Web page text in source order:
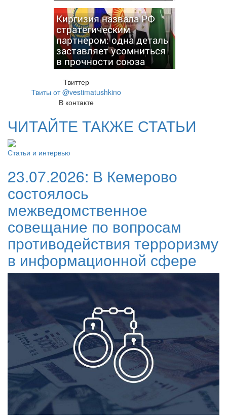
Киргизия назвала РФ
стратегическим
партнером: одна деталь
заставляет усомниться
в прочности союза
Твиттер
Твиты от @vestimatushkino
В контакте
ЧИТАЙТЕ ТАКЖЕ СТАТЬИ
Статьи и интервью
23.07.2026: В Кемерово
состоялось
межведомственное
совещание по вопросам
противодействия терроризму
в информационной сфере